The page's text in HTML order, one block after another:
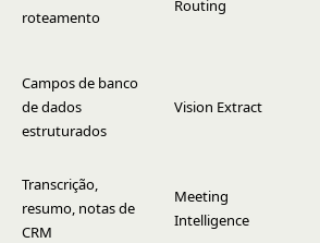
roteamento
Routing
Campos de banco
de dados
estruturados
Vision Extract
Transcrição,
resumo, notas de
CRM
Meeting
Intelligence